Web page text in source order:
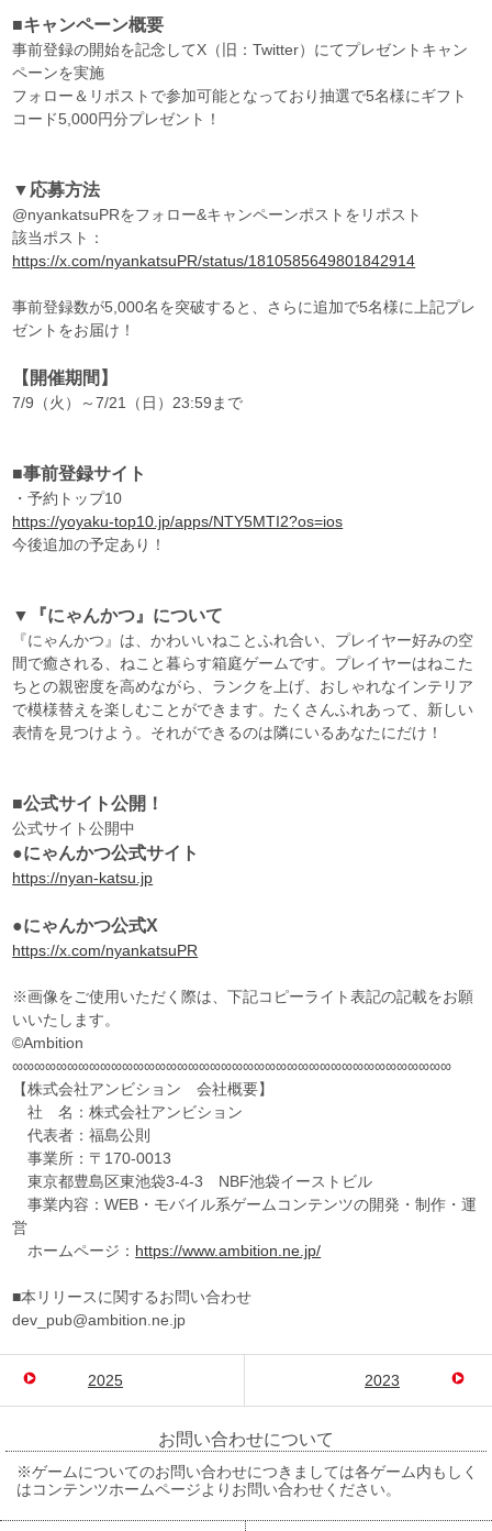
■キャンペーン概要
事前登録の開始を記念してX（旧：Twitter）にてプレゼントキャン
ペーンを実施
フォロー＆リポストで参加可能となっており抽選で5名様にギフト
コード5,000円分プレゼント！
▼応募方法
@nyankatsuPRをフォロー&キャンペーンポストをリポスト
該当ポスト：
https://x.com/nyankatsuPR/status/1810585649801842914
事前登録数が5,000名を突破すると、さらに追加で5名様に上記プレ
ゼントをお届け！
【開催期間】
7/9（火）～7/21（日）23:59まで
■事前登録サイト
・予約トップ10
https://yoyaku-top10.jp/apps/NTY5MTI2?os=ios
今後追加の予定あり！
▼『にゃんかつ』について
『にゃんかつ』は、かわいいねことふれ合い、プレイヤー好みの空
間で癒される、ねこと暮らす箱庭ゲームです。プレイヤーはねこた
ちとの親密度を高めながら、ランクを上げ、おしゃれなインテリア
で模様替えを楽しむことができます。たくさんふれあって、新しい
表情を見つけよう。それができるのは隣にいるあなたにだけ！
■公式サイト公開！
公式サイト公開中
●にゃんかつ公式サイト
https://nyan-katsu.jp
●にゃんかつ公式X
https://x.com/nyankatsuPR
※画像をご使用いただく際は、下記コピーライト表記の記載をお願
いいたします。
©Ambition
∞∞∞∞∞∞∞∞∞∞∞∞∞∞∞∞∞∞∞∞∞∞∞∞∞∞∞∞∞∞∞∞∞∞∞∞∞∞∞∞
【株式会社アンビション 会社概要】
社 名：株式会社アンビション
代表者：福島公則
事業所：〒170-0013
東京都豊島区東池袋3-4-3 NBF池袋イーストビル
事業内容：WEB・モバイル系ゲームコンテンツの開発・制作・運
営
ホームページ： https://www.ambition.ne.jp/
■本リリースに関するお問い合わせ
dev_pub@ambition.ne.jp
2025 2023
お問い合わせについて
※ゲームについてのお問い合わせにつきましては各ゲーム内もしく
はコンテンツホームページよりお問い合わせください。